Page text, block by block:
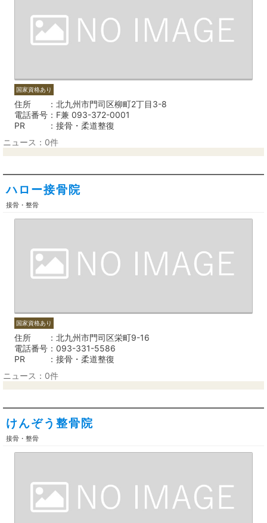
国家資格あり
住所
北九州市門司区柳町2丁目3-8
電話番号
F兼 093-372-0001
PR
接骨・柔道整復
ニュース：0件
ハロー接骨院
接骨・整骨
国家資格あり
住所
北九州市門司区栄町9-16
電話番号
093-331-5586
PR
接骨・柔道整復
ニュース：0件
けんぞう整骨院
接骨・整骨